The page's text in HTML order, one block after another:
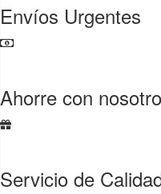
Envíos Urgentes
Ahorre con
Servicio de